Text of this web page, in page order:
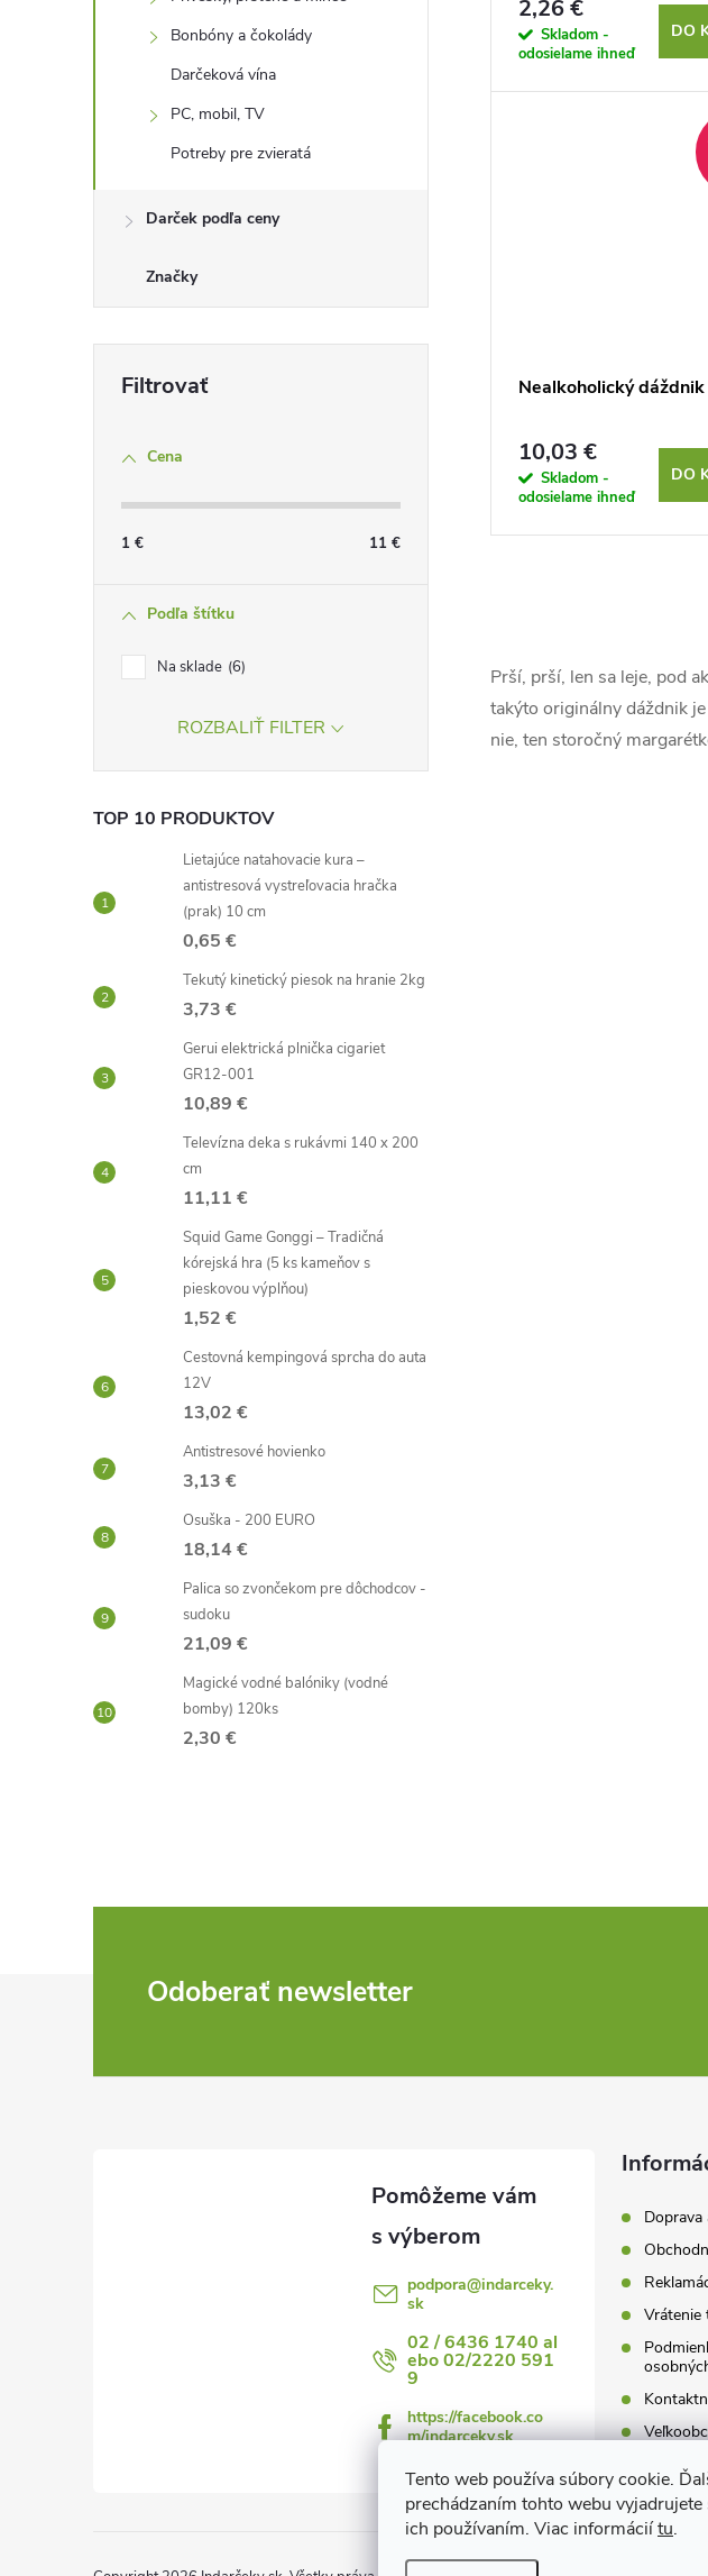
Tento web používa súbory cookie.
prechádzaním tohto webu vyjadrujete
ich používaním. Viac informáciítu.
Bonbóny a čokolády
Darčeková vína
PC, mobil, TV
Potreby pre zvieratá
Darček podľa ceny
Značky
Cena
1 € 11 €
Podľa štítku
Na sklade 6
ROZBALIŤ FILTER
TOP 10 PRODUKTOV
Lietajúce natahovacie kura –
antistresová vystreľovacia hračka
(prak) 10 cm
0,65 €
Tekutý kinetický piesok na hranie 2kg
3,73 €
Gerui elektrická plnička cigariet
GR12-001
10,89 €
Televízna deka s rukávmi 140 x 200
cm
11,11 €
Squid Game Gonggi – Tradičná
kórejská hra (5 ks kameňov s
pieskovou výplňou)
1,52 €
Cestovná kempingová sprcha do auta
12V
13,02 €
Antistresové hovienko
3,13 €
Osuška - 200 EURO
18,14 €
Palica so zvončekom pre dôchodcov -
sudoku
21,09 €
Magické vodné balóniky (vodné
bomby) 120ks
2,30 €
d
2,26 €
Skladom -
odosielame ihneď
DO
Nealkoholický dáždnik
10,03 €
Skladom -
odosielame ihneď
DO
v
l
á
Prší, prší, len sa leje, pod
takýto originálny dáždnik
nie, ten storočný
Odoberať newsletter
podpora@indarceky.
sk
02 / 6436 1740 al
ebo 02/2220 591
9
https://facebook.co
m/indarceky.sk
Doprava
Vrátenie